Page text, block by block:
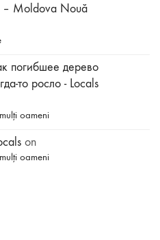
– Moldova Nouă
погибшее дерево
то росло - Locals
oameni
on
oameni